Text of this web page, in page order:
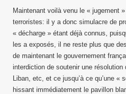
Maintenant voilà venu le « jugement
terroristes: il y a donc simulacre de
« décharge » étant déjà connus,
les a exposés, il ne reste plus que
de maintenant le gouvernement
interdiction de soutenir une résolution
Liban, etc, et ce jusqu’à ce qu’une «
hissant immédiatement le pavillon